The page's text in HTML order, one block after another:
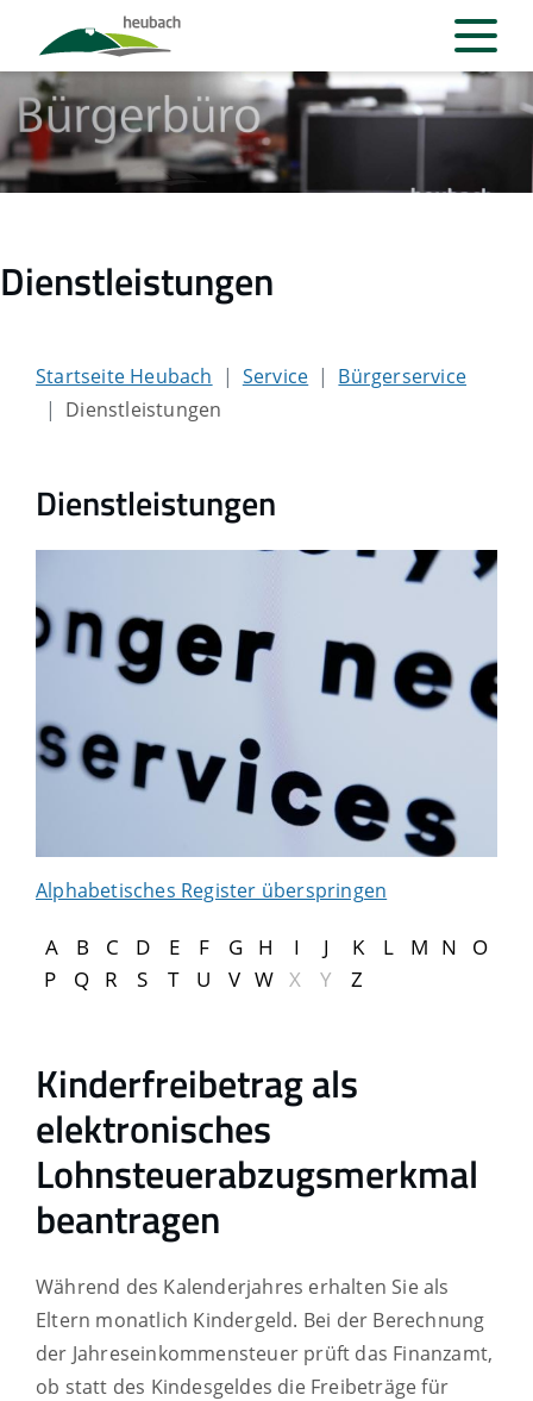
Dienstleistungen
Startseite Heubach Service
Bürgerservice
Dienstleistungen
Dienstleistungen
Alphabetisches Register überspringen
A B C D E F G H I J K L M N
O
P
Q R S T U V W X Y Z
Kinderfreibetrag als
elektronisches
Lohnsteuerabzugsmerkmal
beantragen
Während des Kalenderjahres erhalten Sie als
Eltern monatlich Kindergeld. Bei der Berechnung
der Jahreseinkommensteuer prüft das Finanzamt,
ob statt des Kindesgeldes die Freibeträge für